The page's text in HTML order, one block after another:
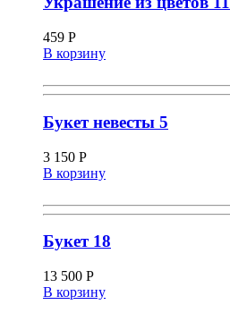
459 Р
В корзину
Букет невесты 5
3 150 Р
В корзину
Букет 18
13 500 Р
В корзину